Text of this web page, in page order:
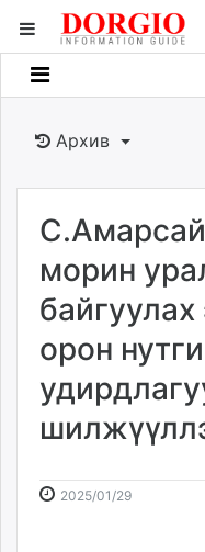
Мэдээллийн
Банк санхүү
Бизнес ААН
Төрийн
Нийслэлийн
dorgio.mn
Gogo.mn
caak.mn
news.mn
zindaa.mn
tovch.mn
Архив
морин
байгуулах
орон
2025/01/292025-
2026-